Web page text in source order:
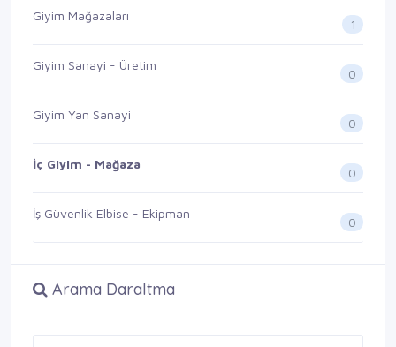
Giyim Mağazaları
1
Giyim Sanayi - Üretim
0
Giyim Yan Sanayi
0
İç Giyim - Mağaza
0
İş Güvenlik Elbise - Ekipman
0
Arama Daraltma